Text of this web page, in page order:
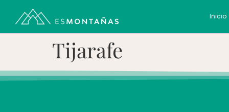
Inicio
Tijarafe